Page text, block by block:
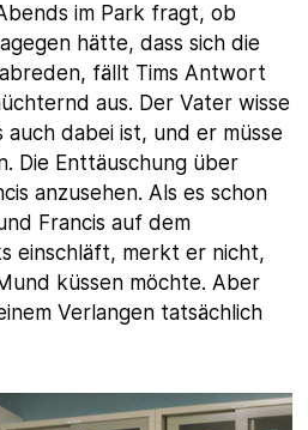
im Park fragt, ob
hätte, dass sich die
fällt Tims Antwort
aus. Der Vater wisse
auch dabei ist, und er müsse
Die Enttäuschung über
anzusehen. Als es schon
Francis auf dem
einschläft, merkt er nicht,
küssen möchte. Aber
Verlangen tatsächlich